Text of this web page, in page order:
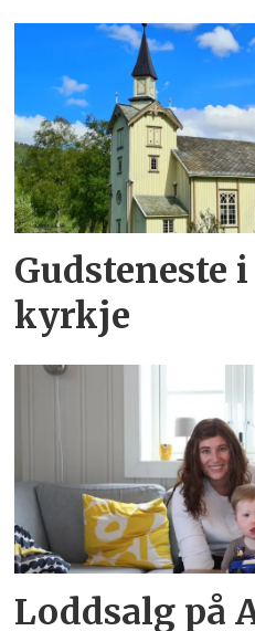
Gudsteneste
kyrkje
Loddsalg på